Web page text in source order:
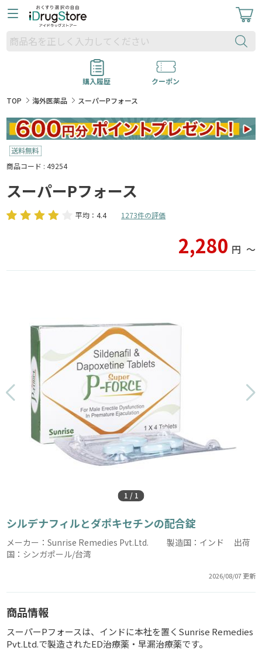
購入履歴
クーポン
TOP
海外医薬品 スーパーPフォース
商品コード : 49254
スーパーPフォース
平均：4.4 1273件の評価
2,280 円 〜
1 / 1
シルデナフィルとダポキセチンの配合錠
メーカー：Sunrise Remedies Pvt.Ltd. 製造国：インド 出荷
国：シンガポール/台湾
2026/08/07 更新
商品情報
スーパーPフォースは、インドに本社を置くSunrise Remedies
Pvt.Ltd.で製造されたED治療薬・早漏治療薬です。